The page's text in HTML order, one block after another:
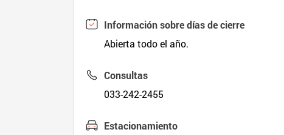
Información sobre días de cierre
Abierta todo el año.
Consultas
033-242-2455
Estacionamiento